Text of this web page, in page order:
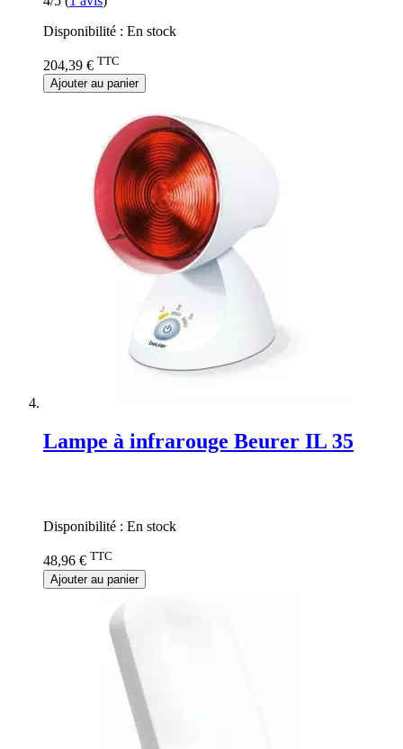
Disponibilité : En stock
204,39 € TTC
Ajouter au panier
Lampe à infrarouge Beurer IL 35
Disponibilité : En stock
48,96 € TTC
Ajouter au panier